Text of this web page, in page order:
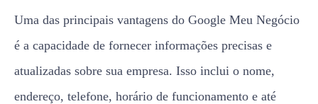
Uma das principais vantagens do Google Meu Negócio
é a capacidade de fornecer informações precisas e
atualizadas sobre sua empresa. Isso inclui o nome,
endereço, telefone, horário de funcionamento e até